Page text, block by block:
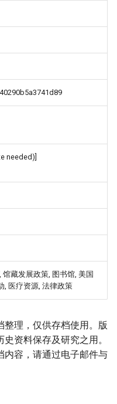
needed)]
馆藏发展政策, 图书馆, 美国
, 医疗资源, 法律政策
理，仅供存档使用。版
资料保存及研究之用。
内容，请通过电子邮件与